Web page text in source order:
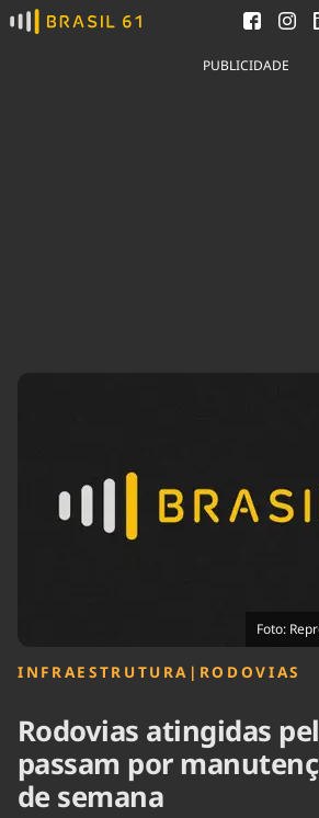
Ver todas as notícias
Tecnologia
Cinema
Infraestrutura
Internacional
PUBLICIDADE
Foto:
INFRAESTRUTURA | RODOVIAS
Rodovias atingidas
passam por
de semana